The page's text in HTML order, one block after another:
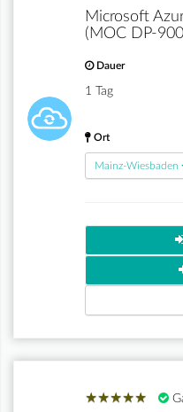
Microsoft
(MOC DP-
Dauer
1 Tag
Ort
Mainz-Wiesbaden
★★★★★
★★★★★